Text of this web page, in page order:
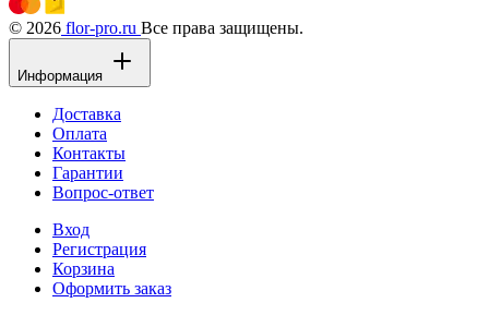
© 2026 flor-pro.ru Все права защищены.
Информация
Доставка
Оплата
Контакты
Гарантии
Вопрос-ответ
Вход
Регистрация
Корзина
Оформить заказ